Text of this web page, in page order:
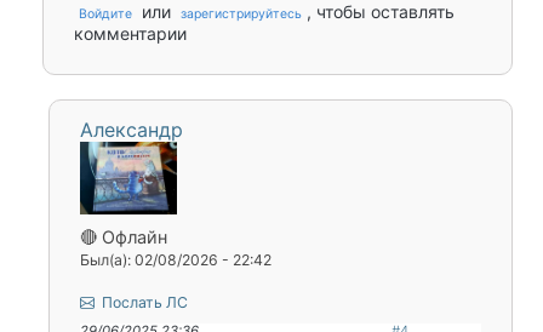
Войдите или зарегистрируйтесь , чтобы оставлять
комментарии
Александр
🔴 Офлайн
Был(а): 02/08/2026 - 22:42
Послать ЛС